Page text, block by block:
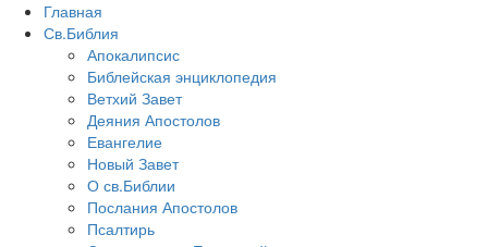
Главная
Св.Библия
Апокалипсис
Библейская энциклопедия
Ветхий Завет
Деяния Апостолов
Евангелие
Новый Завет
О св.Библии
Послания Апостолов
Псалтирь